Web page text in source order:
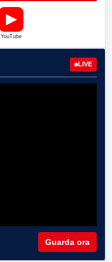
▶
YouTube
LIVE
Guarda ora